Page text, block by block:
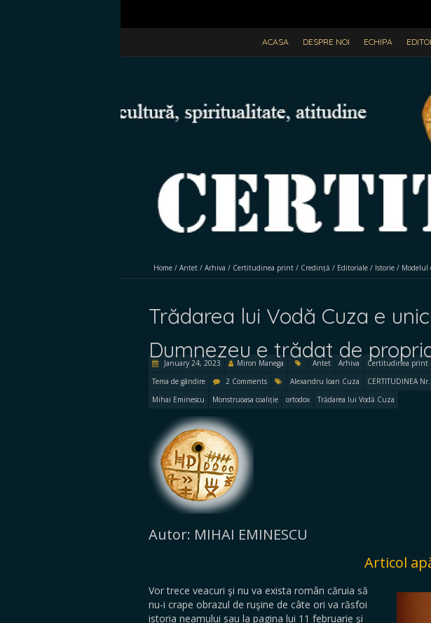
ACASA DESPRE NOI ECHIPA
Home / Antet / Arhiva / Certitudinea print / Credință / Editoriale / Istorie / Modelul
Trădarea lui Vodă Cuza e
Dumnezeu e trădat de
January 24, 2023 Miron Manega Antet Arhiva Certitudinea print
Tema de gândire
2 Comments Alexandru Ioan Cuza CERTITUDINEA
Mihai Eminescu
Monstruoasa coaliție ortodox Trădarea lui Vodă Cuza
Autor: MIHAI EMINESCU
Articol
Vor trece veacuri şi nu va exista român căruia să
nu-i crape obrazul de ruşine de câte ori va răsfoi
istoria neamului sau la pagina lui 11 februarie şi